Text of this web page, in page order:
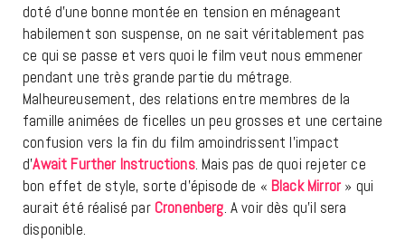
doté d’une bonne montée en tension en ménageant
habilement son suspense, on ne sait véritablement pas
ce qui se passe et vers quoi le film veut nous emmener
pendant une très grande partie du métrage.
Malheureusement, des relations entre membres de la
famille animées de ficelles un peu grosses et une certaine
confusion vers la fin du film amoindrissent l’impact
d’Await Further Instructions. Mais pas de quoi rejeter ce
bon effet de style, sorte d’épisode de « Black Mirror» qui
aurait été réalisé par Cronenberg. A voir dès qu’il sera
disponible.